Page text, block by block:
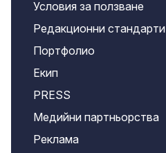
Условия за ползване
Редакционни стандарти
Портфолио
Екип
PRESS
Медийни партньорства
Реклама